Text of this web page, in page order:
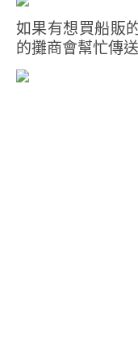
如果有想買船販
的攤商會幫忙傳